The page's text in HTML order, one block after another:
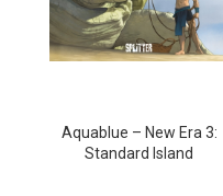
Aquablue – New Era 3:
Standard Island